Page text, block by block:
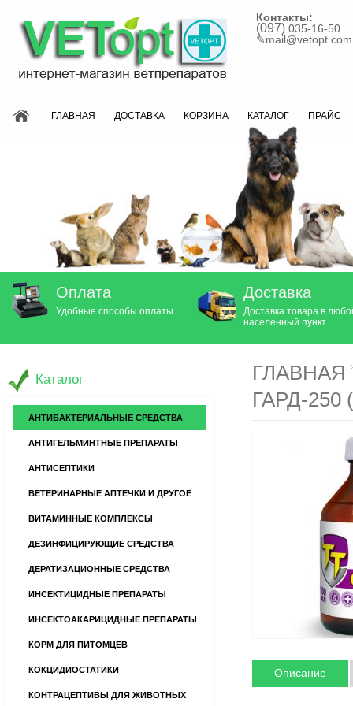
Контакты:
(097) 035-16-50
✎mail@vetopt.com
ГЛАВНАЯ ДОСТАВКА КОРЗИНА КАТАЛОГ ПРАЙС
Оплата
Удобные способы оплаты
Доставка
Доставка товара в
населенный пункт
ГЛАВНАЯ
ГАРД-
Описание
Каталог
АНТИБАКТЕРИАЛЬНЫЕ СРЕДСТВА
АНТИГЕЛЬМИНТНЫЕ ПРЕПАРАТЫ
АНТИСЕПТИКИ
ВЕТЕРИНАРНЫЕ АПТЕЧКИ И ДРУГОЕ
ВИТАМИННЫЕ КОМПЛЕКСЫ
ДЕЗИНФИЦИРУЮЩИЕ СРЕДСТВА
ДЕРАТИЗАЦИОННЫЕ СРЕДСТВА
ИНСЕКТИЦИДНЫЕ ПРЕПАРАТЫ
ИНСЕКТОАКАРИЦИДНЫЕ ПРЕПАРАТЫ
КОРМ ДЛЯ ПИТОМЦЕВ
КОКЦИДИОСТАТИКИ
КОНТРАЦЕПТИВЫ ДЛЯ ЖИВОТНЫХ